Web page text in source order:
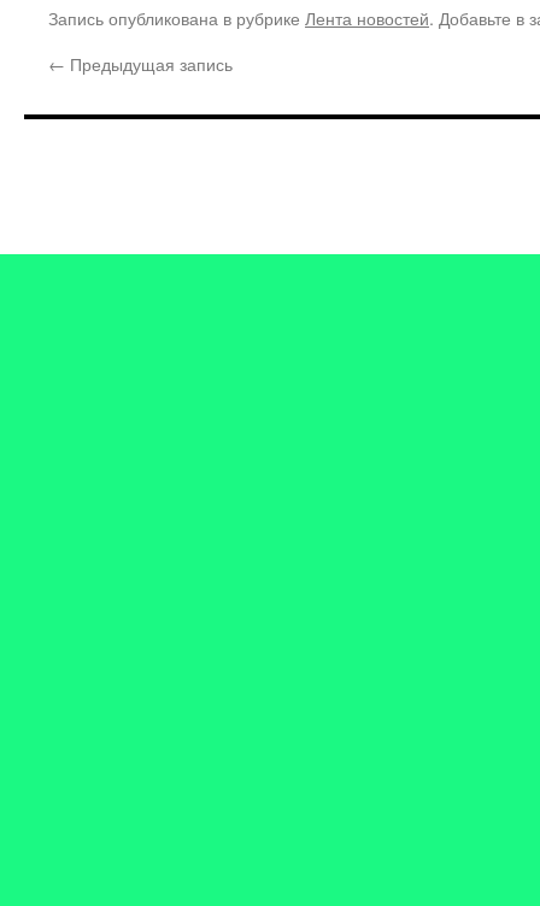
Запись опубликована в рубрике Лента новостей. Добавьте в
← Предыдущая запись